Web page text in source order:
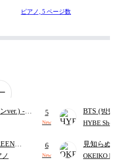
ピアノ,5 ページ数
ver.) -
のり)
映画ちい
つ』よ
ノ
5
New
BTS (방
HYBE
6
New
見知ら
ャツが乾
OKEIKO